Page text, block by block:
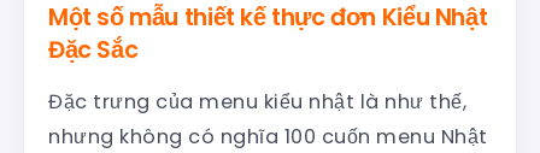
Một số mẫu thiết kế thực đơn Kiểu Nhật
Đặc Sắc
Đặc trưng của menu kiểu nhật là như thế,
nhưng không có nghĩa 100 cuốn menu Nhật